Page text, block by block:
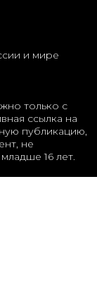
и мире
только с
ссылка на
публикацию,
не
16 лет.